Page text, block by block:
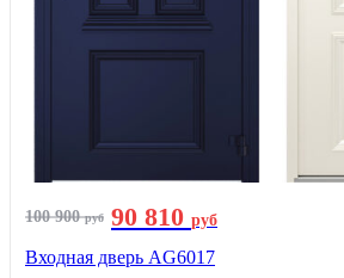
100 900руб 90 810 руб
Входная дверь AG6017